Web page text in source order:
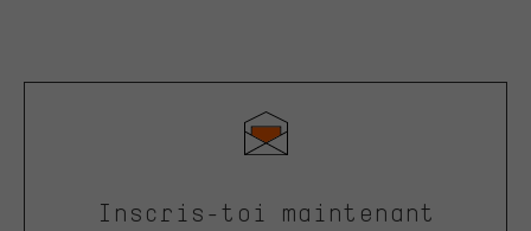
Inscris-toi maintenant